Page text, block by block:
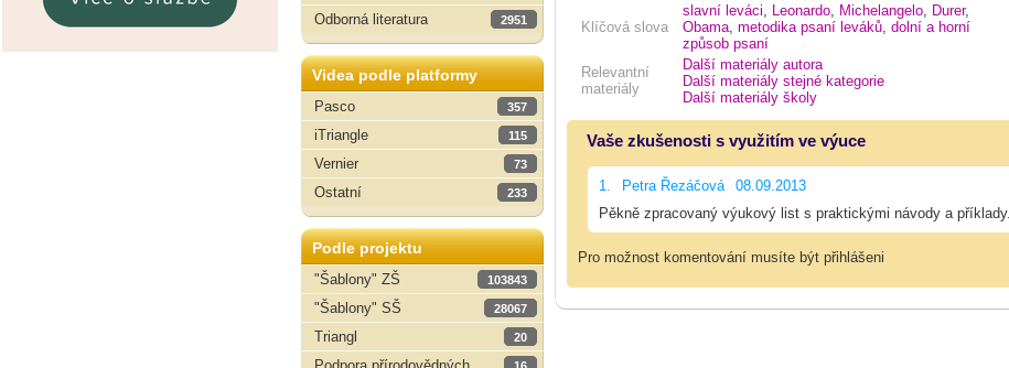
Odborná literatura 2951
Videa podle platformy
Pasco
357
iTriangle 115
Vernier 73
Ostatní 233
Podle projektu
"Šablony" ZŠ
103843
"Šablony" SŠ 28067
Triangl 20
Klíčová slova
slavní leváci Leonardo Michelangelo Durer,
Obama metodika psaní leváků dolní a horní
způsob psaní
Relevantní
materiály
Další materiály autora
Další materiály stejné kategorie
Další materiály školy
Vaše zkušenosti s využitím ve výuce
1. Petra Řezáčová
08.09.2013
Pěkně zpracovaný výukový list s praktickými návody a příklady.
Pro možnost komentování musíte být přihlášeni